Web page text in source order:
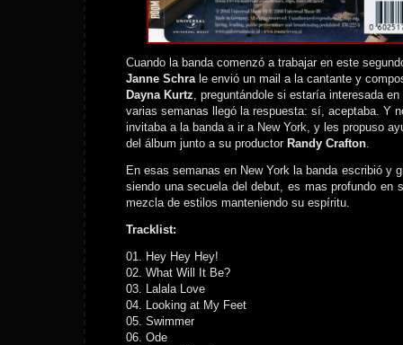
Cuando la banda comenzó a trabajar en este
Janne Schrale envió un mail a la cantante y
Dayna Kurtz, preguntándole si estaría interesada
varias semanas llegó la respuesta: sí, aceptaba. Y
invitaba a la banda a ir a New York, y les propuso
del álbum junto a su productor Randy Crafton.
En esas semanas en New York la banda escribió y
siendo una secuela del debut, es mas profundo en
mezcla de estilos manteniendo su espíritu.
Tracklist:
01. Hey Hey Hey!
02. What Will It Be?
03. Lalala Love
04. Looking at My Feet
05. Swimmer
06. Ode